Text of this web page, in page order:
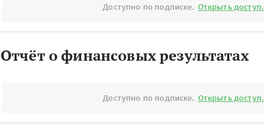
Доступно по подписке. Открыть доступ.
Отчёт о финансовых результатах
Доступно по подписке. Открыть доступ.